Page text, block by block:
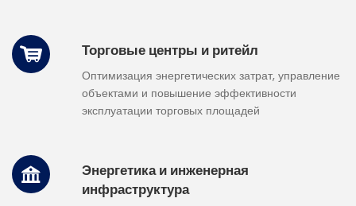
Торговые центры и ритейл
Оптимизация энергетических затрат, управление
объектами и повышение эффективности
эксплуатации торговых площадей
Энергетика и инженерная
инфраструктура